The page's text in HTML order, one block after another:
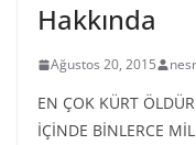
Hakkında
Ağustos 20, 2015
EN ÇOK KÜRT
İÇİNDE BİNLERCE